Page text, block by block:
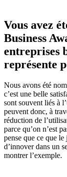
Vous avez
Business
entreprises
représente
Nous avons été
c’est une belle
sont souvent liés à
peuvent donc, à
réduction de
parce qu’on n’est
pense que ce que
d’innover dans un
montrer l’exemple.